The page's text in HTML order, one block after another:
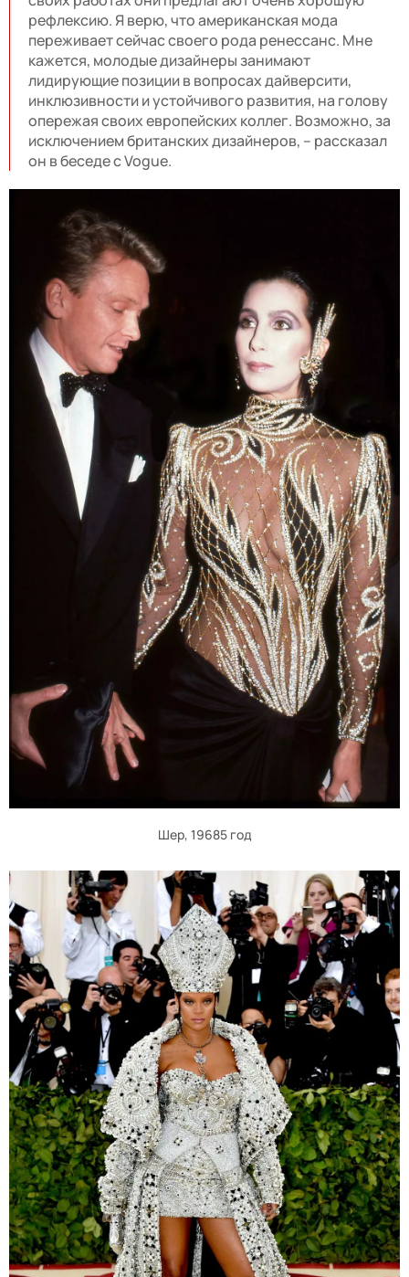
рефлексию. Я верю, что американская мода
переживает сейчас своего рода ренессанс. Мне
кажется, молодые дизайнеры занимают
лидирующие позиции в вопросах дайверсити,
инклюзивности и устойчивого развития, на голову
опережая своих европейских коллег. Возможно, за
исключением британских дизайнеров, – рассказал
он в беседе с Vogue.
Шер, 19685 год